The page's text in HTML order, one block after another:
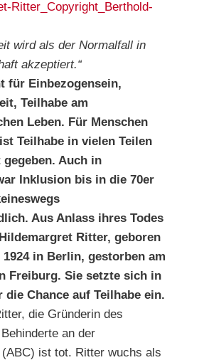
wird als der Normalfall in
akzeptiert.“
für Einbezogensein,
Teilhabe am
Leben. Für Menschen
Teilhabe in vielen Teilen
Auch in
Inklusion bis in die 70er
Aus Anlass ihres Todes
Ritter, geboren
1924 in Berlin, gestorben am
Freiburg. Sie setzte sich in
die Chance auf Teilhabe ein.
die Gründerin des
an der
ist tot. Ritter wuchs als